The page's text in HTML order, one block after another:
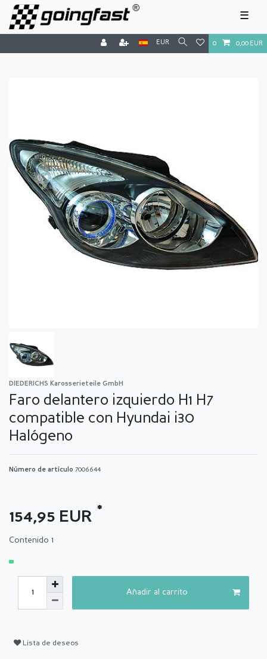
☰
EUR 0 0,00 EUR
DIEDERICHS Karosserieteile GmbH
Faro delantero izquierdo H1 H7
compatible con Hyundai i30
Halógeno
Número de artículo 7006644
154,95 EUR *
Contenido 1
Añadir al carrito
Lista de deseos